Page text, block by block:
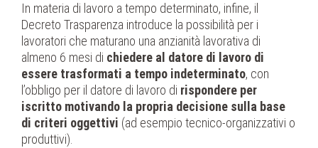
In materia di lavoro a tempo determinato, infine, il
Decreto Trasparenza introduce la possibilità per i
lavoratori che maturano una anzianità lavorativa di
almeno 6 mesi di chiedere al datore di lavoro di
essere trasformati a tempo indeterminato, con
l’obbligo per il datore di lavoro di rispondere per
iscritto motivando la propria decisione sulla base
di criteri oggettivi (ad esempio tecnico-organizzativi o
produttivi).